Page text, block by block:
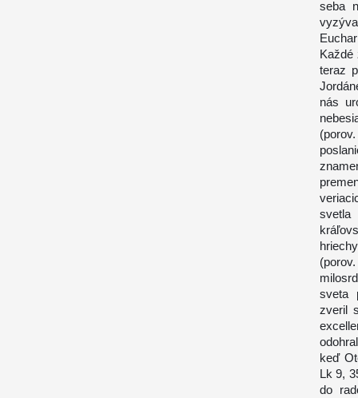
seba
Každé
teraz
nás
sveta
zveril
keď
Lk 9,
do